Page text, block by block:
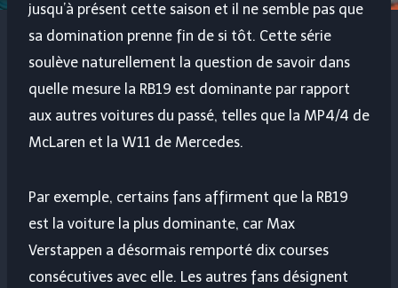
jusqu’à présent cette saison et il ne semble pas que
sa domination prenne fin de si tôt. Cette série
soulève naturellement la question de savoir dans
quelle mesure la RB19 est dominante par rapport
aux autres voitures du passé, telles que la MP4/4 de
McLaren et la W11 de Mercedes.
Par exemple, certains fans affirment que la RB19
est la voiture la plus dominante, car Max
Verstappen a désormais remporté dix courses
consécutives avec elle. Les autres fans désignent